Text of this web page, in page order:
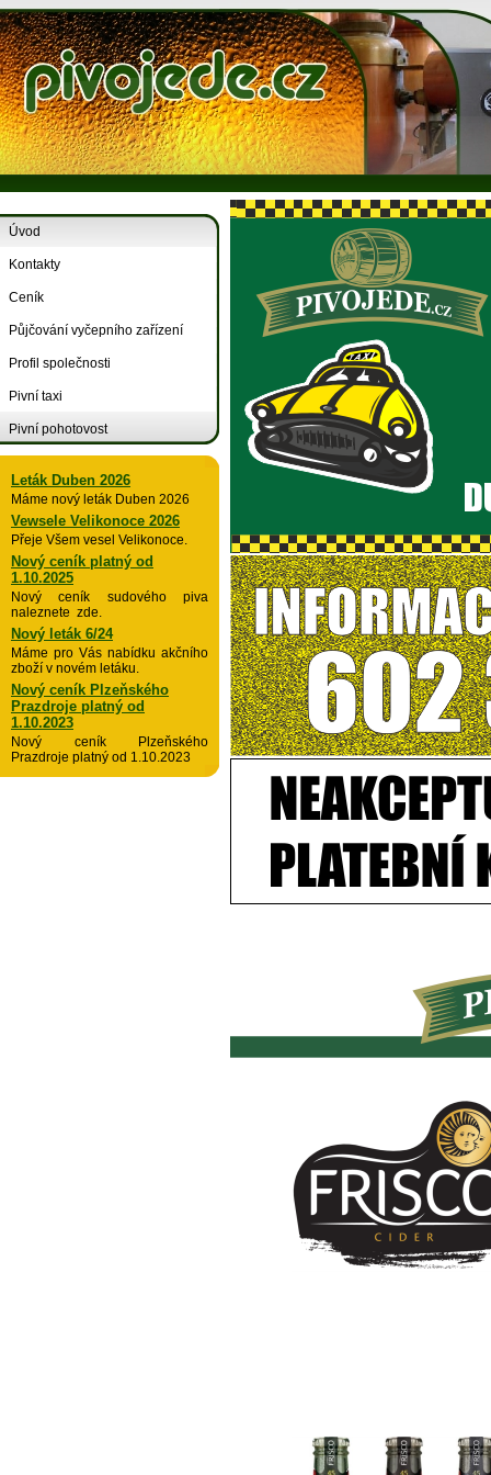
Úvod
Kontakty
Ceník
Půjčování vyčepního zařízení
Profil společnosti
Pivní taxi
Pivní pohotovost
Leták Duben 2026
Máme nový leták Duben 2026
Vewsele Velikonoce 2026
Přeje Všem vesel Velikonoce.
Nový ceník platný od
1.10.2025
Nový ceník sudového piva
naleznete zde.
Nový leták 6/24
Máme pro Vás nabídku akčního
zboží v novém letáku.
Nový ceník Plzeňského
Prazdroje platný od
1.10.2023
Nový ceník Plzeňského
Prazdroje platný od 1.10.2023